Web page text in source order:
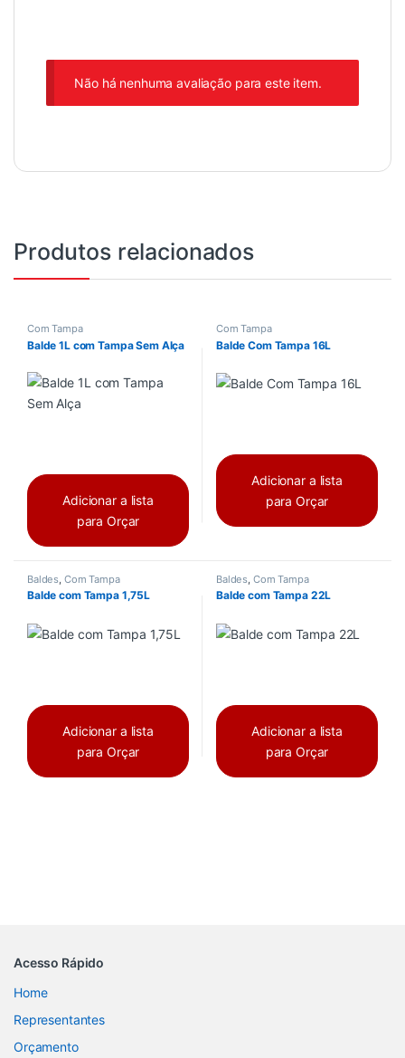
Não há nenhuma avaliação para este item.
Produtos relacionados
Com Tampa
Balde 1L com Tampa Sem Alça
Adicionar a lista
para Orçar
Com Tampa
Balde Com Tampa 16L
Adicionar a lista
para Orçar
Baldes Com Tampa
Balde com Tampa 1,75L
Adicionar a lista
para Orçar
Baldes Com Tampa
Balde com Tampa 22L
Adicionar a lista
para Orçar
Acesso Rápido
Home
Representantes
Orçamento